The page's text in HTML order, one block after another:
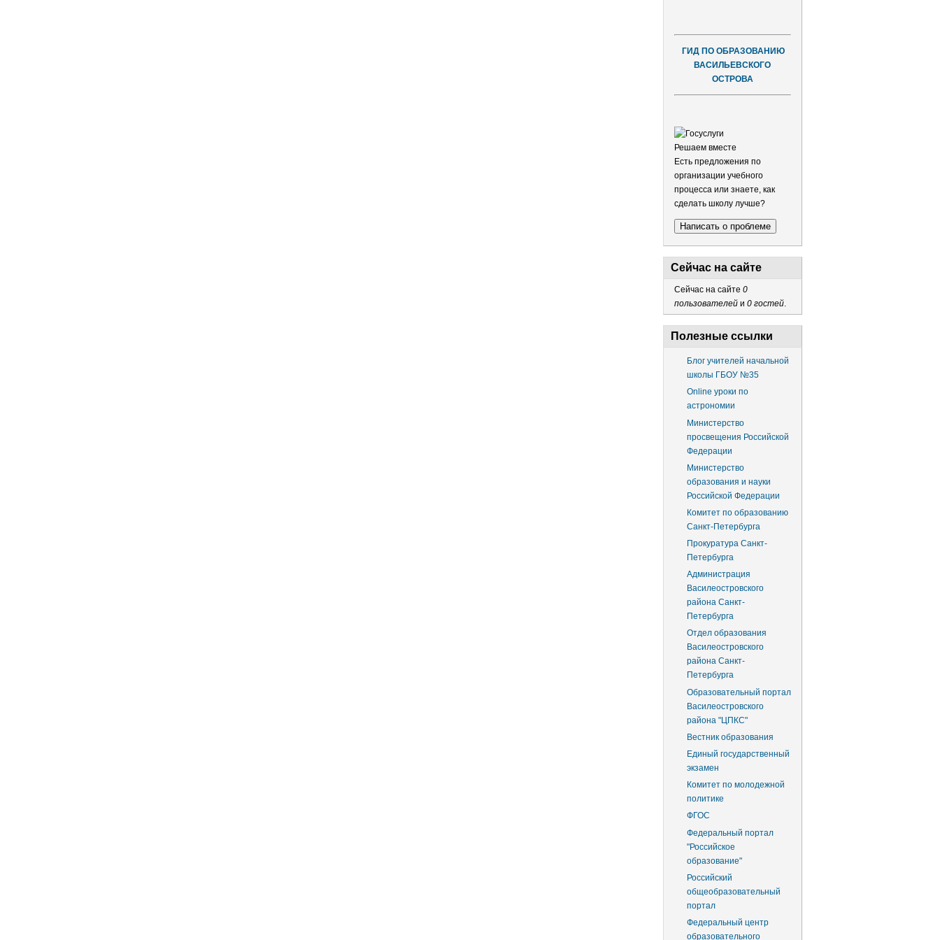
ГИД ПО ОБРАЗОВАНИЮ
ВАСИЛЬЕВСКОГО
ОСТРОВА
Решаем вместе
Есть предложения по
организации учебного
процесса или знаете, как
сделать школу лучше?
Написать о проблеме
Сейчас на сайте
Сейчас на сайте 0
пользователейи 0 гостей.
Полезные ссылки
Блог учителей начальной
школы ГБОУ №35
Online уроки по
астрономии
Министерство
просвещения Российской
Федерации
Министерство
образования и науки
Российской Федерации
Комитет по образованию
Санкт-Петербурга
Прокуратура Санкт-
Петербурга
Администрация
Василеостровского
района Санкт-
Петербурга
Отдел образования
Василеостровского
района Санкт-
Петербурга
Образовательный портал
Василеостровского
района "ЦПКС"
Вестник образования
Единый государственный
экзамен
Комитет по молодежной
политике
ФГОС
Федеральный портал
"Российское
образование"
Российский
общеобразовательный
портал
Федеральный центр
образовательного